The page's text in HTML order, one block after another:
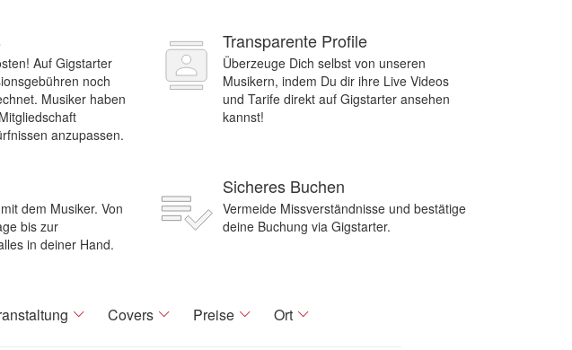
Auf Gigstarter
noch
Musiker haben
anzupassen.
Transparente Profile
Überzeuge Dich selbst von unseren
Musikern, indem Du dir ihre Live Videos
und Tarife direkt auf Gigstarter ansehen
kannst!
dem Musiker. Von
bis zur
in deiner Hand.
Sicheres Buchen
Vermeide Missverständnisse und bestätige
deine Buchung via Gigstarter.
Covers Preise Ort